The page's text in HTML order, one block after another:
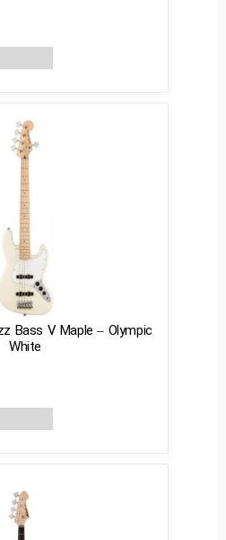
Bass V Maple – Olympic
White